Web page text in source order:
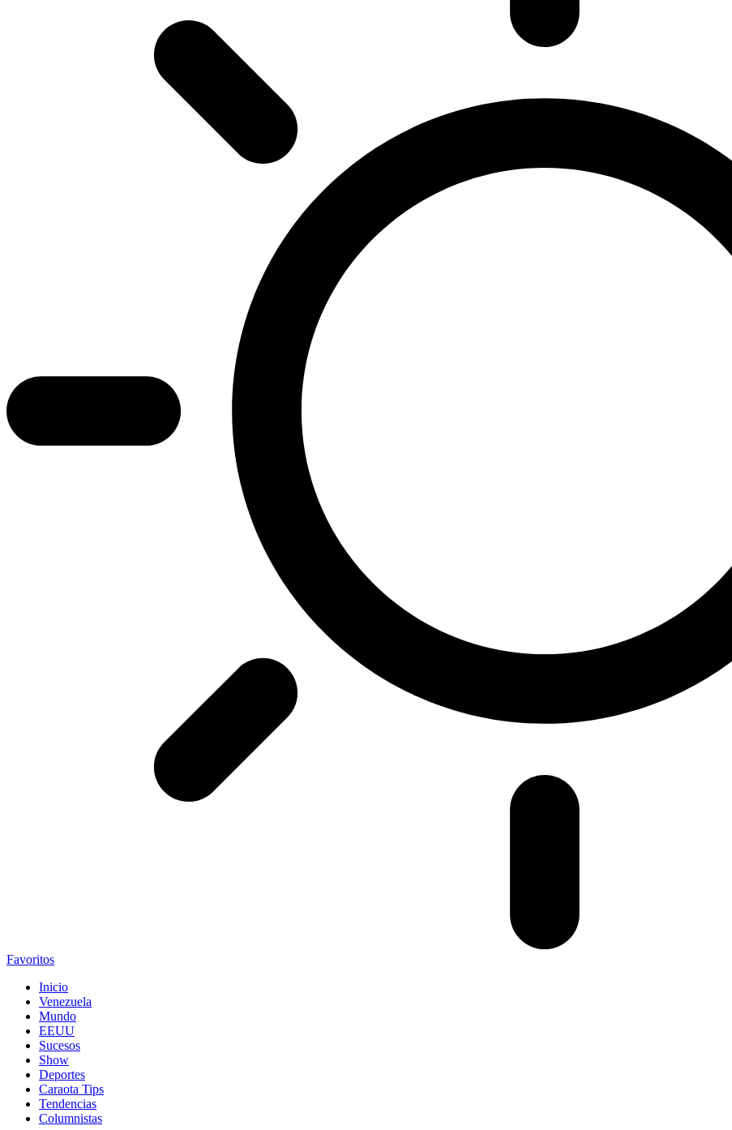
Favoritos
Inicio
Venezuela
Mundo
EEUU
Sucesos
Show
Deportes
Caraota Tips
Tendencias
Columnistas